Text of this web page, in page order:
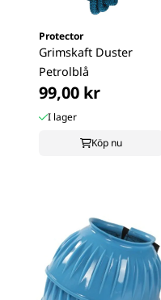
Protector
Grimskaft Duster
Petrolblå
99,00 kr
I lager
Köp nu